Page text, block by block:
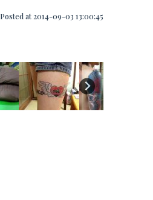
Posted at 2014-09-03 13:00:45